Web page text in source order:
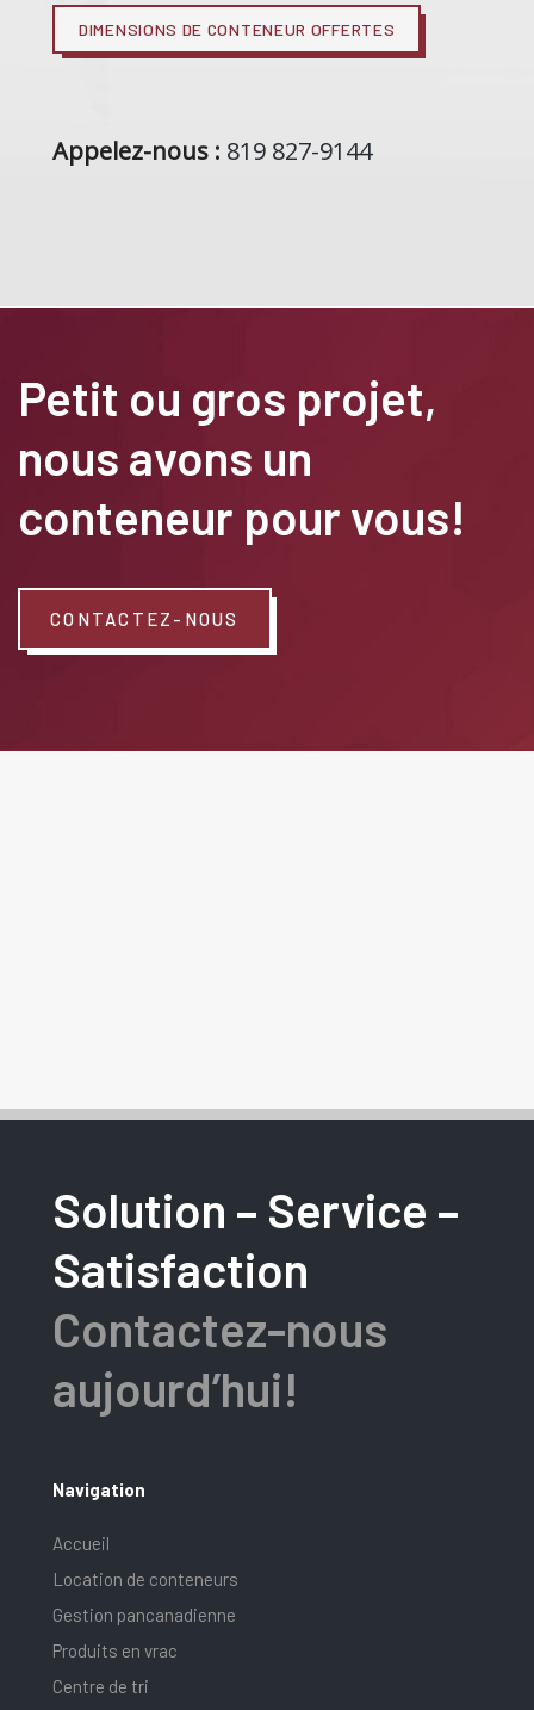
DIMENSIONS DE CONTENEUR OFFERTES
Appelez-nous : 819 827-9144
Petit ou gros projet,
nous avons un
conteneur pour vous!
CONTACTEZ-NOUS
Solution – Service –
Satisfaction
Contactez-nous
aujourd’hui!
Navigation
Accueil
Location de conteneurs
Gestion pancanadienne
Produits en vrac
Centre de tri